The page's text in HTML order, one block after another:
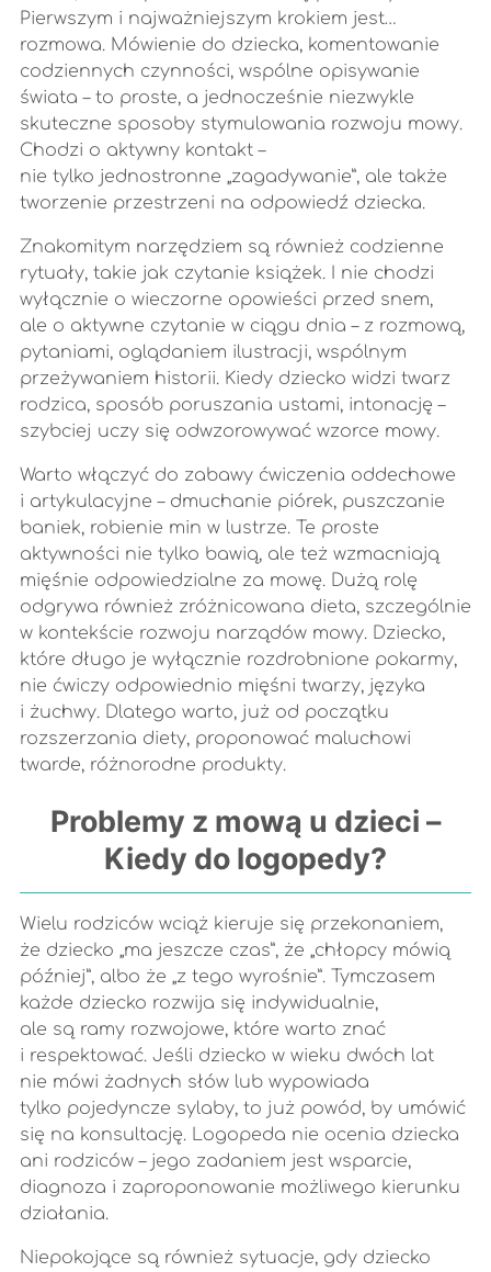
Pierwszym i najważniejszym krokiem jest…
rozmowa. Mówienie do dziecka, komentowanie
codziennych czynności, wspólne opisywanie
świata – to proste, a jednocześnie niezwykle
skuteczne sposoby stymulowania rozwoju mowy.
Chodzi o aktywny kontakt –
nie tylko jednostronne „zagadywanie”, ale także
tworzenie przestrzeni na odpowiedź dziecka.
Znakomitym narzędziem są również codzienne
rytuały, takie jak czytanie książek. I nie chodzi
wyłącznie o wieczorne opowieści przed snem,
ale o aktywne czytanie w ciągu dnia – z rozmową,
pytaniami, oglądaniem ilustracji, wspólnym
przeżywaniem historii. Kiedy dziecko widzi twarz
rodzica, sposób poruszania ustami, intonację –
szybciej uczy się odwzorowywać wzorce mowy.
Warto włączyć do zabawy ćwiczenia oddechowe
i artykulacyjne – dmuchanie piórek, puszczanie
baniek, robienie min w lustrze. Te proste
aktywności nie tylko bawią, ale też wzmacniają
mięśnie odpowiedzialne za mowę. Dużą rolę
odgrywa również zróżnicowana dieta, szczególnie
w kontekście rozwoju narządów mowy. Dziecko,
które długo je wyłącznie rozdrobnione pokarmy,
nie ćwiczy odpowiednio mięśni twarzy, języka
i żuchwy. Dlatego warto, już od początku
rozszerzania diety, proponować maluchowi
twarde, różnorodne produkty.
Problemy z mową u dzieci –
Kiedy do logopedy?
Wielu rodziców wciąż kieruje się przekonaniem,
że dziecko „ma jeszcze czas”, że „chłopcy mówią
później”, albo że „z tego wyrośnie”. Tymczasem
każde dziecko rozwija się indywidualnie,
ale są ramy rozwojowe, które warto znać
i respektować. Jeśli dziecko w wieku dwóch lat
nie mówi żadnych słów lub wypowiada
tylko pojedyncze sylaby, to już powód, by umówić
się na konsultację. Logopeda nie ocenia dziecka
ani rodziców – jego zadaniem jest wsparcie,
diagnoza i zaproponowanie możliwego kierunku
działania.
Niepokojące są również sytuacje, gdy dziecko